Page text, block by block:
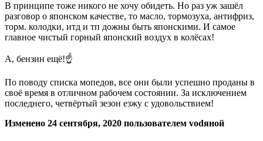
В принципе тоже никого не хочу обидеть. Но раз уж зашёл
разговор о японском качестве, то масло, тормозуха, антифриз,
торм. колодки, итд и тп дожны быть японскими. И самое
главное чистый горный японский воздух в колёсах!
А, бензин ещё!☝
По поводу списка мопедов, все они были успешно проданы в
своё время в отличном рабочем состоянии. За исключением
последнего, четвёртый зезон езжу с удовольствием!
Изменено 24 сентября, 2020 пользователем vоdяной